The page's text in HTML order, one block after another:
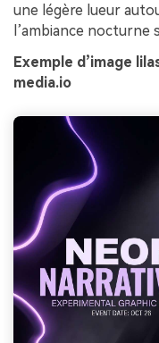
une légère lueur
l’ambiance nocturne
Exemple d’image
media.io